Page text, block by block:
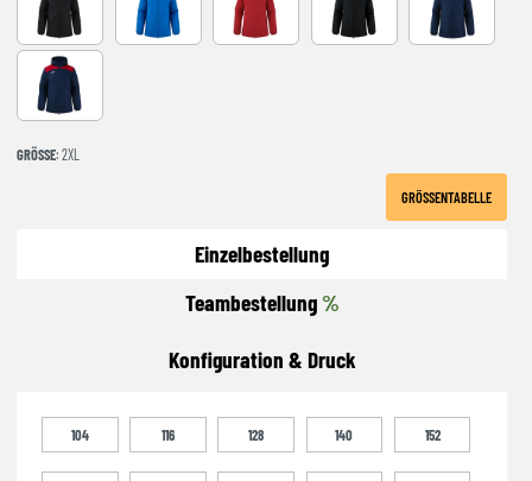
NEGRO-VERDE FLUOR
ROYAL red BLACK-RED NAVY
NAVY-RED
GRÖSSE : 2XL
GRÖSSENTABELLE
Einzelbestellung
Teambestellung %
Konfiguration & Druck
104 116 128 140 152